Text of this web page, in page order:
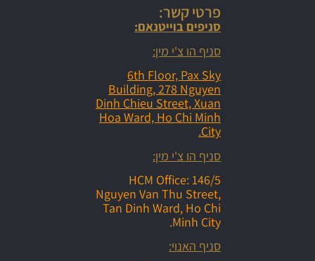
פרטי קשר:
סניפים בוייטנאם:
סניף הו צ'י מין:
6th Floor, Pax Sky
Building, 278 Nguyen
Dinh Chieu Street, Xuan
Hoa Ward, Ho Chi Minh
City.
סניף הו צ'י מין:
HCM Office: 146/5
Nguyen Van Thu Street,
Tan Dinh Ward, Ho Chi
Minh City.
סניף האנוי: